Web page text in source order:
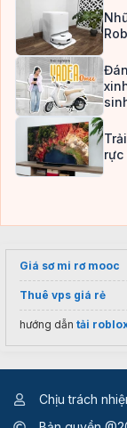
rực
Giá sơ mi rơ mooc
Thuê vps giá rẻ
hướng dẫn tải
Chịu trách